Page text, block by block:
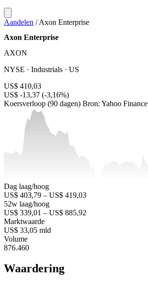
Aandelen / Axon Enterprise
Axon Enterprise
AXON
NYSE · Industrials · US
US$ 410,03
US$ -13,37 (-3,16%)
Koersverloop (90 dagen) Bron: Yahoo Finance
Dag laag/hoog
US$ 403,79 – US$ 419,03
52w laag/hoog
US$ 339,01 – US$ 885,92
Marktwaarde
US$ 33,05 mld
Volume
876.460
Waardering